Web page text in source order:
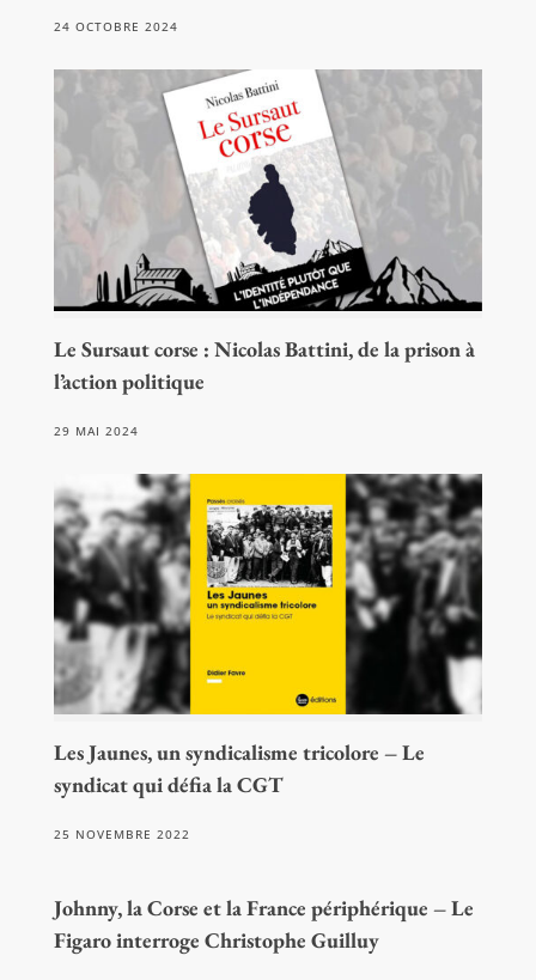
24 OCTOBRE 2024
Le Sursaut corse : Nicolas Battini, de la prison à
l’action politique
29 MAI 2024
Les Jaunes, un syndicalisme tricolore – Le
syndicat qui défia la CGT
25 NOVEMBRE 2022
Johnny, la Corse et la France périphérique – Le
Figaro interroge Christophe Guilluy